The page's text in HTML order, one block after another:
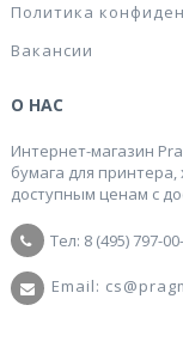
Политика
Вакансии
О НАС
Интернет-магазин
бумага для
доступным ценам с
Тел: 8 (495) 797-
Email: